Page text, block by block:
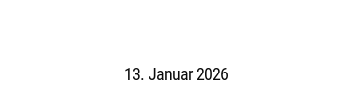
13. Januar 2026